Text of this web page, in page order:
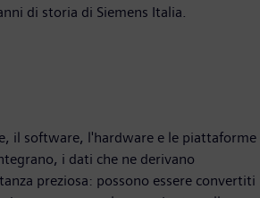
di storia di Siemens Italia.
il software, l'hardware e le piattaforme
i dati che ne derivano
preziosa: possono essere convertiti